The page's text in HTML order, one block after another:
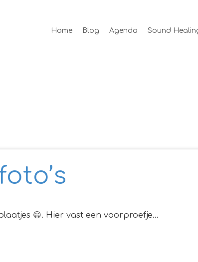
Home Blog Agenda Sound
😃. Hier vast een voorproefje…